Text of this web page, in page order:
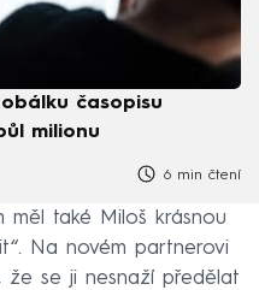
časopisu
milionu
6 min čtení
měl také Miloš krásnou
Na novém partnerovi
že se ji nesnaží předělat